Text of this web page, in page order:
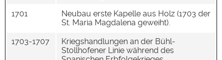
1701
Neubau erste Kapelle aus Holz (1703 der
St. Maria Magdalena geweiht).
1703-1707
Kriegshandlungen an der Bühl-
Stollhofener Linie während des